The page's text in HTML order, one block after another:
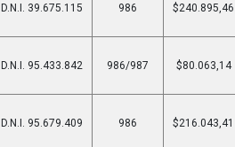
D.N.I. 39.675.115 986 $240.895,46
D.N.I. 95.433.842 986/987 $80.063,14
D.N.I. 95.679.409 986 $216.043,41